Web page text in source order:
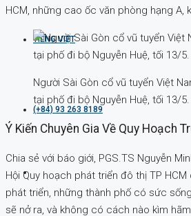
TIẾNG VIỆT
(+84) 93 263 8189
HCM, những cao ốc văn phòng hạng A,
Người Sài Gòn cổ vũ tuyển Việt
tại phố đi bộ Nguyễn Huệ, tối 13/5.
Ý Kiến Chuyên Gia Về Quy Hoạch
Chia sẻ với báo giới, PGS.TS Nguyễn
Hội Quy hoạch phát triển đô thị TP
phát triển, những thành phố có sức
sẽ nở ra, và không có cách nào kìm